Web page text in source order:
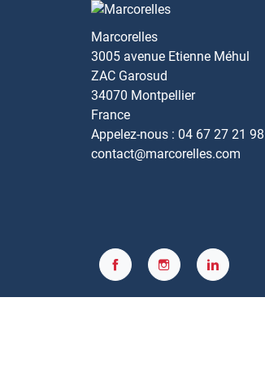
Marcorelles
3005 avenue Etienne Méhul
ZAC Garosud
34070 Montpellier
France
Appelez-nous : 04 67 27 21 98
contact@marcorelles.com
FacebookInstagramLinkedIn